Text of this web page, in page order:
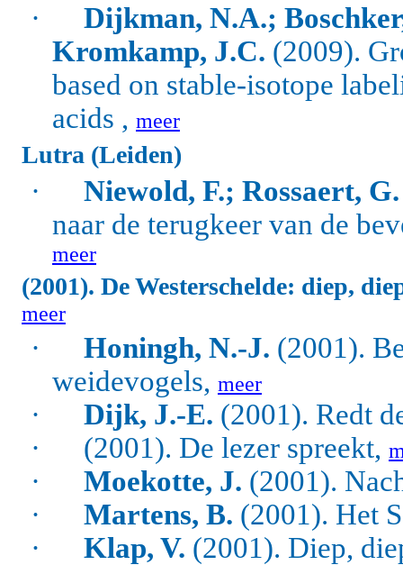
·
Dijkman, N.A.;
Kromkamp, J.C. (2009).
based on stable-isotope
acids , meer
Lutra (Leiden)
· Niewold, F.; Rossaert, G.
naar de terugkeer van de
meer
(2001). De Westerschelde: diep,
meer
· Honingh, N.-J. (2001).
weidevogels, meer
· Dijk, J.-E. (2001). Redt
·
(2001). De lezer spreekt,
· Moekotte, J. (2001).
·
Martens, B. (2001). Het
·
Klap, V. (2001). Diep,